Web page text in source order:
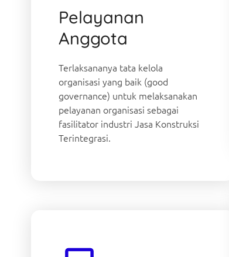
Pelayanan
Anggota
Terlaksananya tata kelola
organisasi yang baik (good
governance) untuk melaksanakan
pelayanan organisasi sebagai
fasilitator industri Jasa Konstruksi
Terintegrasi.